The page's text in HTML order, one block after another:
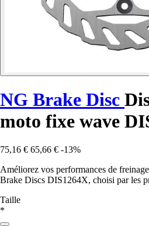
NG Brake Disc
moto fixe wave
75,16 € 65,66 € -13%
Améliorez vos performances de
Brake Discs DIS1264X, choisi par les
Taille
*